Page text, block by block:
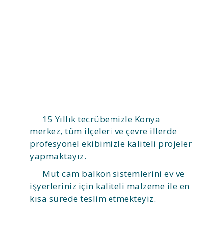
15 Yıllık tecrübemizle Konya
merkez, tüm ilçeleri ve çevre illerde
profesyonel ekibimizle kaliteli projeler
yapmaktayız.
Mut cam balkon sistemlerini ev ve
işyerleriniz için kaliteli malzeme ile en
kısa sürede teslim etmekteyiz.